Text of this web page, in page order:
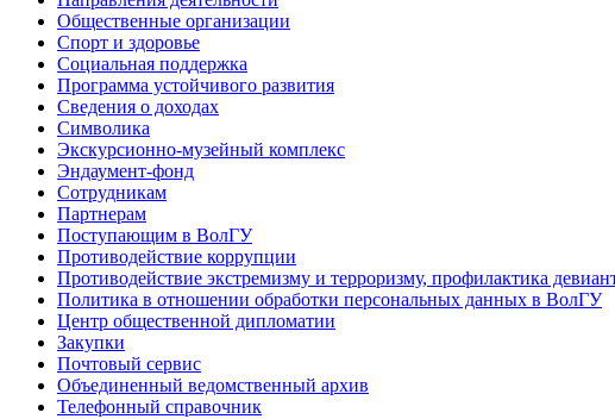
Общественные организации
Спорт и здоровье
Социальная поддержка
Программа устойчивого развития
Сведения о доходах
Символика
Экскурсионно-музейный комплекс
Эндаумент-фонд
Сотрудникам
Партнерам
Поступающим в ВолГУ
Противодействие коррупции
Противодействие экстремизму и терроризму, профилактика
Политика в отношении обработки персональных данных в ВолГУ
Центр общественной дипломатии
Закупки
Почтовый сервис
Объединенный ведомственный архив
Телефонный справочник